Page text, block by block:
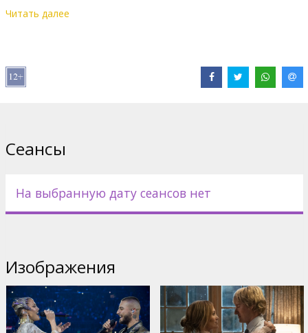
Фильм на английском языке с субтитрами на латышском и
Дистрибьютор:
Latvian Theatrical Distribution
Читать далее
Сеансы
На выбранную дату сеансов нет
Изображения